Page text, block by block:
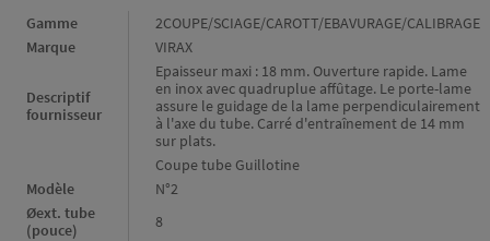
Caractéristiques
Gamme
2COUPE/SCIAGE/CAROTT/EBAVURAGE/CALIBRAGE
Marque
VIRAX
Descriptif
fournisseur
Epaisseur maxi : 18 mm. Ouverture rapide. Lame
en inox avec quadruplue affûtage. Le porte-lame
assure le guidage de la lame perpendiculairement
à l'axe du tube. Carré d'entraînement de 14 mm
sur plats.
Coupe tube Guillotine
Modèle
N°2
Øext. tube
(pouce)
8